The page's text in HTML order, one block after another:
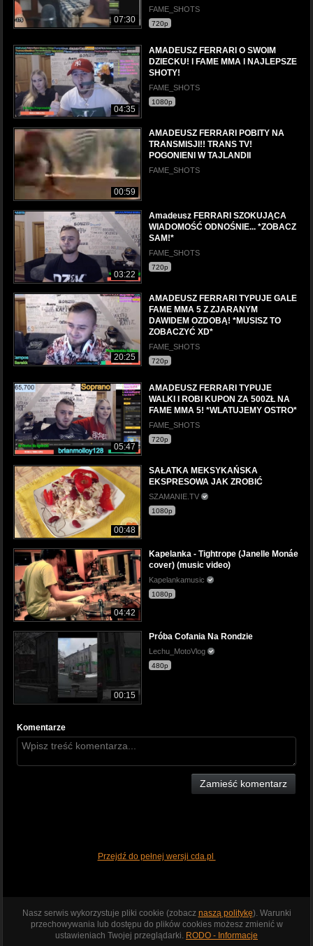
07:30
FAME_SHOTS
720p
04:35
AMADEUSZ FERRARI O SWOIM
DZIECKU! l FAME MMA l NAJLEPSZE
SHOTY!
FAME_SHOTS
1080p
00:59
AMADEUSZ FERRARI POBITY NA
TRANSMISJI!! TRANS TV!
POGONIENI W TAJLANDII
FAME_SHOTS
03:22
Amadeusz FERRARI SZOKUJĄCA
WIADOMOŚĆ ODNOŚNIE... *ZOBACZ
SAM!*
FAME_SHOTS
720p
20:25
AMADEUSZ FERRARI TYPUJE GALE
FAME MMA 5 Z ZJARANYM
DAWIDEM OZDOBĄ! *MUSISZ TO
ZOBACZYĆ XD*
FAME_SHOTS
720p
05:47
AMADEUSZ FERRARI TYPUJE
WALKI I ROBI KUPON ZA 500ZŁ NA
FAME MMA 5! *WLATUJEMY OSTRO*
FAME_SHOTS
720p
00:48
SAŁATKA MEKSYKAŃSKA
EKSPRESOWA JAK ZROBIĆ
SZAMANIE.TV
1080p
04:42
Kapelanka - Tightrope (Janelle Monáe
cover) (music video)
Kapelankamusic
1080p
00:15
Próba Cofania Na Rondzie
Lechu_MotoVlog
480p
Komentarze
Zamieść komentarz
Przejdź do pełnej wersji cda.pl
Nasz serwis wykorzystuje pliki cookie (zobacz naszą politykę). Warunki
przechowywania lub dostępu do plików cookies możesz zmienić w
ustawieniach Twojej przeglądarki. RODO - Informacje